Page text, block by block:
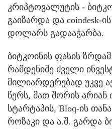
კრიპტოვალუტის -
გაიზარდა და coindesk-
დოლარს გადააჭარბა.
ბიტკოინის ფასის
რამდენიმე ძველი
მილიარდერებად უკვე
წერს, მათ შორის არიან
სტარტაპის, Bloq-ის
როზაკი და ა.შ. გარდა